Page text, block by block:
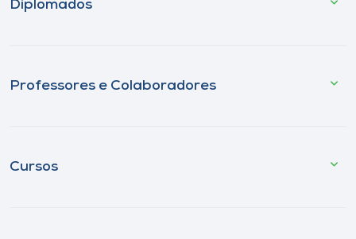
Diplomados
Professores e Colaboradores
Cursos